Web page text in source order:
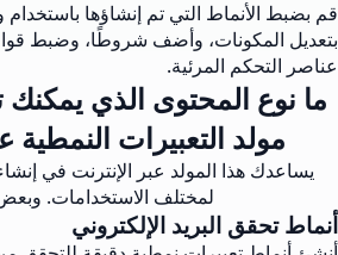
قم بضبط الأنماط التي تم إنشاؤها باستخدام
بتعديل المكونات، وأضف شروطًا، وضبط
عناصر التحكم المرئية.
ما نوع المحتوى الذي يمكنك
مولد التعبيرات النمطية
يساعدك هذا المولد عبر الإنترنت في
لمختلف الاستخدامات.
أنماط تحقق البريد الإلكتروني